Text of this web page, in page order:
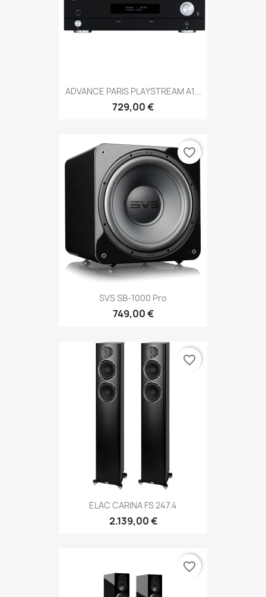
ADVANCE PARIS PLAYSTREAM A1...
729,00 €
SVS SB-1000 Pro
749,00 €
favorite_border
ELAC CARINA FS 247.4
2.139,00 €
favorite_border
favorite_border